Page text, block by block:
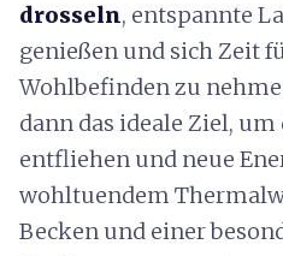
drosseln, entspannte
genießen und sich Zeit
Wohlbefinden zu
dann das ideale Ziel,
entfliehen und neue
wohltuendem
Becken und einer